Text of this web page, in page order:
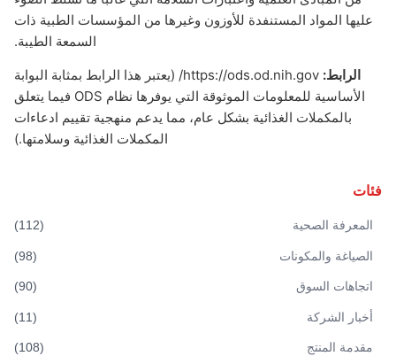
عليها المواد المستنفدة للأوزون وغيرها من المؤسسات الطبية ذات
السمعة الطيبة.
الرابط: https://ods.od.nih.gov/ (يعتبر هذا الرابط بمثابة البوابة
الأساسية للمعلومات الموثوقة التي يوفرها نظام ODS فيما يتعلق
بالمكملات الغذائية بشكل عام، مما يدعم منهجية تقييم ادعاءات
المكملات الغذائية وسلامتها.)
فئات
المعرفة الصحية (
112
)
الصياغة والمكونات (
98
)
اتجاهات السوق (
90
)
أخبار الشركة (
11
)
مقدمة المنتج (
108
)